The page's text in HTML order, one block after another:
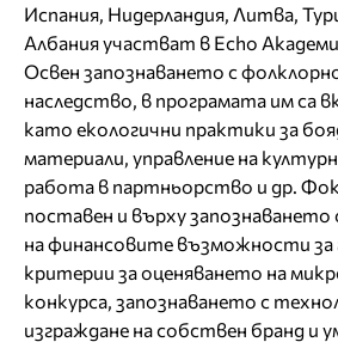
Испания, Нидерландия, Литва,
Албания участват в Echo
Освен запознаването с
наследство, в програмата им са
като eкологични практики за
материали, управление на
работа в партньорство и др.
поставен и върху
на финансовите възможности
критерии за оценяването на
конкурса, запознаването с
изграждане на собствен бранд и